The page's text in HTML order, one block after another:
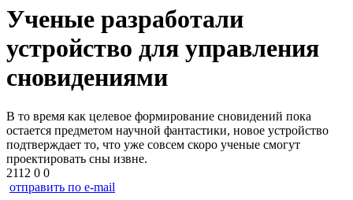
Ученые разработали
устройство для управления
сновидениями
В то время как целевое формирование сновидений пока
остается предметом научной фантастики, новое устройство
подтверждает то, что уже совсем скоро ученые смогут
проектировать сны извне.
2112 0 0
отправить по e-mail